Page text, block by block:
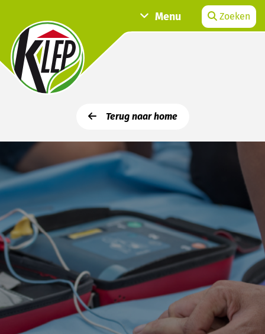
Menu Zoeken
Terug naar home